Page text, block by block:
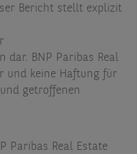
Bericht stellt explizit
dar. BNP Paribas Real
und keine Haftung für
getroffenen
Paribas Real Estate